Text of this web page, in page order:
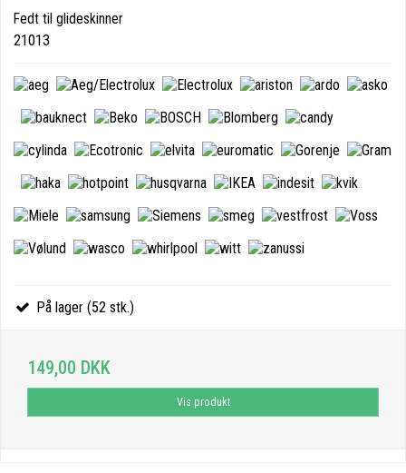
Fedt til glideskinner
21013
På lager (52 stk.)
149,00 DKK
Vis produkt